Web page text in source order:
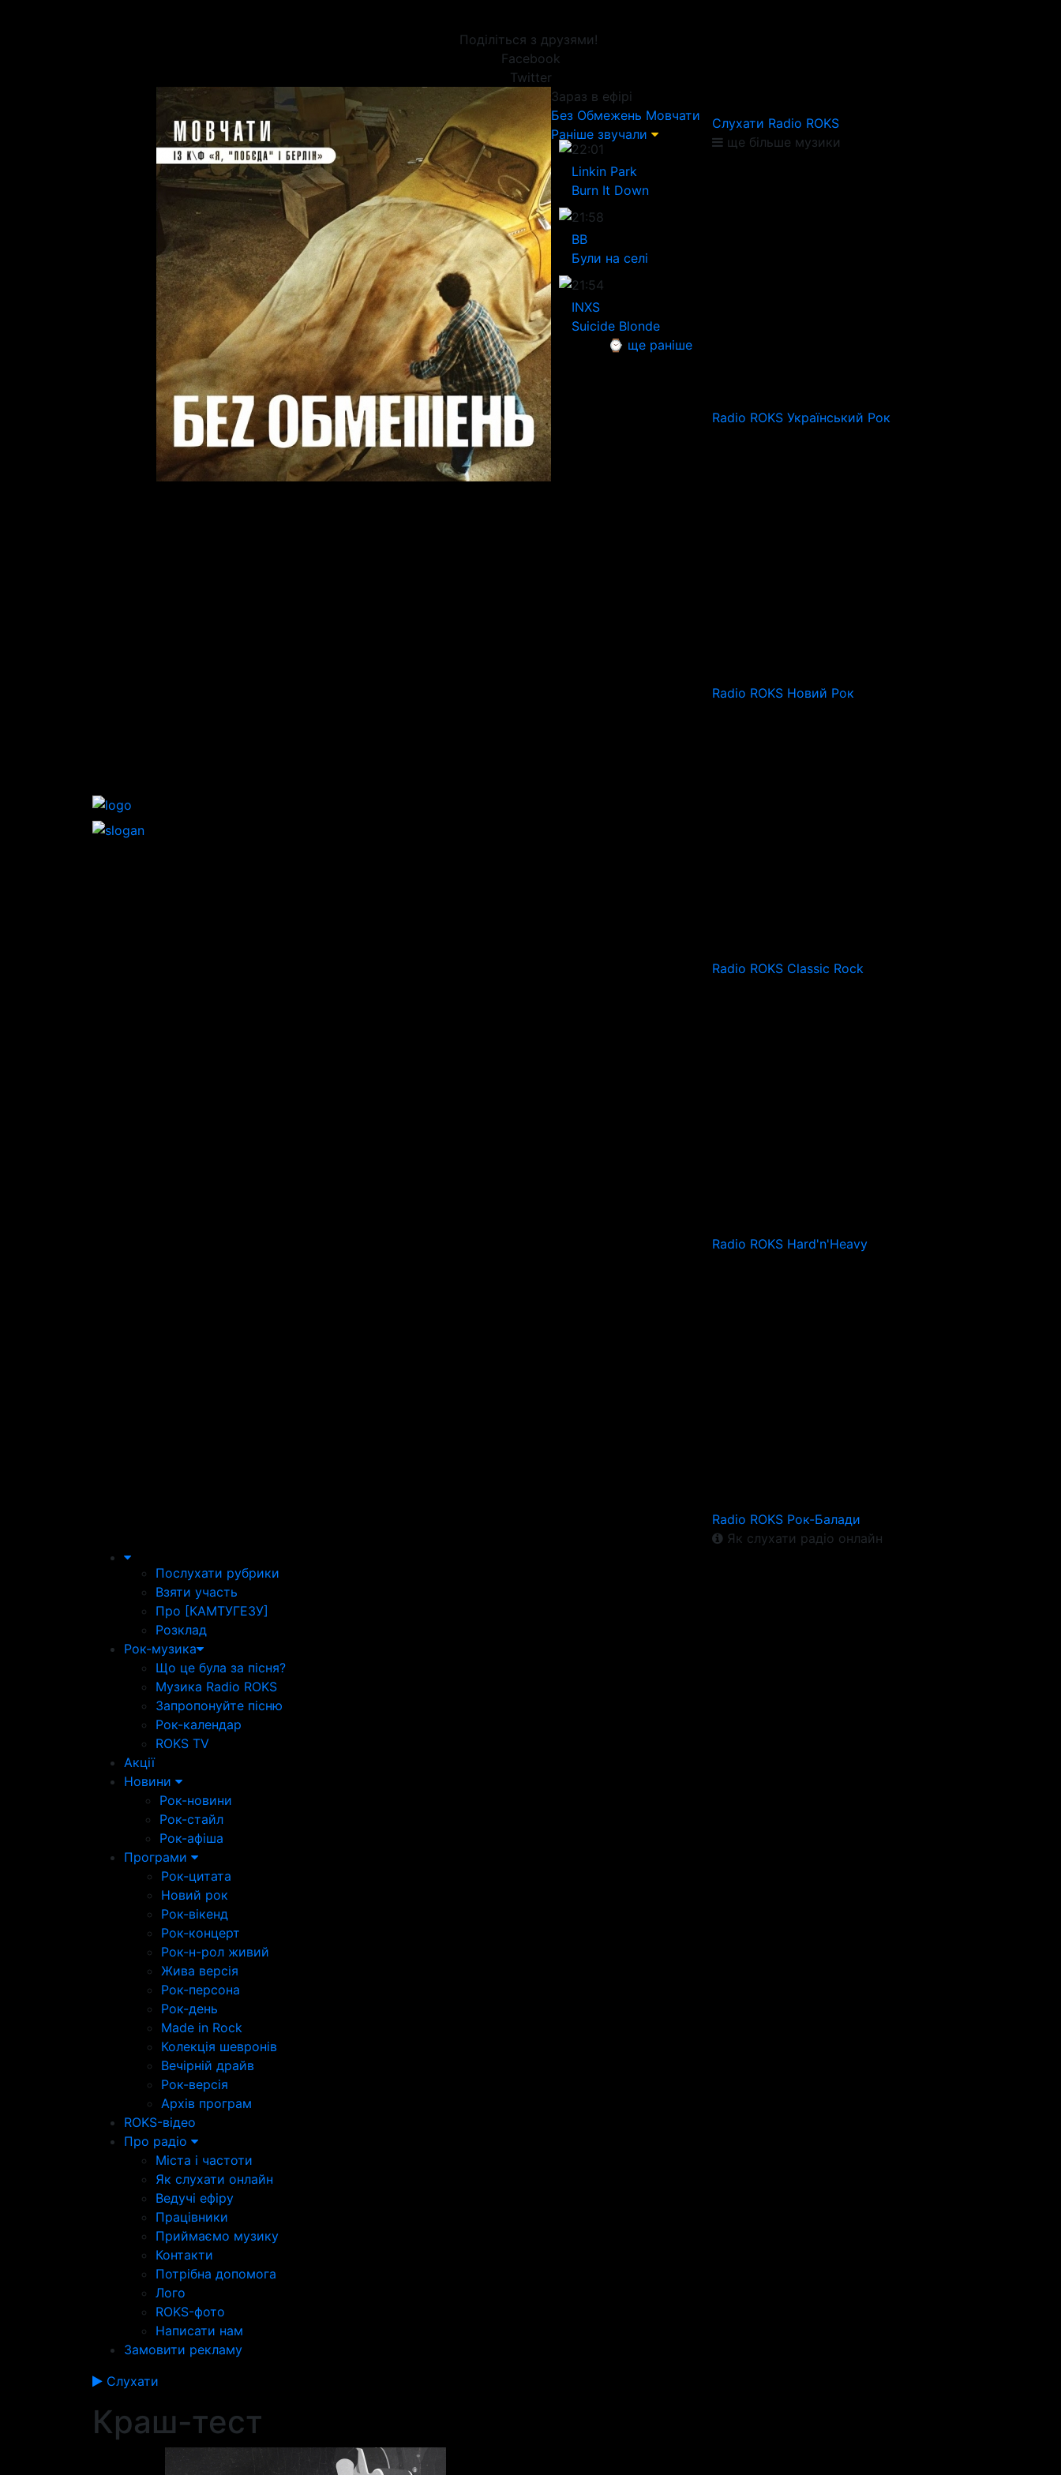
Поділіться з друзями!
Facebook
Twitter
Зараз в ефірі
Без Обмежень Мовчати
Раніше звучали
22:01
Linkin Park
Burn It Down
21:58
ВВ
Були на селі
21:54
INXS
Suicide Blonde
⌚ ще раніше
Слухати Radio ROKS
ще більше музики
Radio ROKS Український Рок
Radio ROKS Новий Рок
Radio ROKS Classic Rock
Radio ROKS Hard'n'Heavy
Radio ROKS Рок-Балади
Як слухати радіо онлайн
Послухати рубрики
Взяти участь
Про [КАМТУГЕЗУ]
Розклад
Рок-музика
Що це була за пісня?
Музика Radio ROKS
Запропонуйте пісню
Рок-календар
ROKS TV
Акції
Новини
Рок-новини
Рок-стайл
Рок-афіша
Програми
Рок-цитата
Новий рок
Рок-вікенд
Рок-концерт
Рок-н-рол живий
Жива версія
Рок-персона
Рок-день
Made in Rock
Колекція шевронів
Вечірній драйв
Рок-версія
Архів програм
ROKS-відео
Про радіо
Міста і частоти
Як слухати онлайн
Ведучі ефіру
Працівники
Приймаємо музику
Контакти
Потрібна допомога
Лого
ROKS-фото
Написати нам
Замовити рекламу
Слухати
Краш-тест